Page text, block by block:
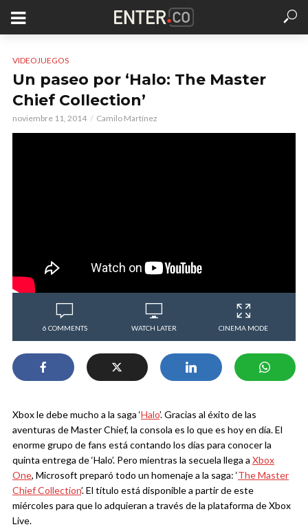
VIDEOJUEGOS
Un paseo por ‘Halo: The Master
Chief Collection’
noviembre 11, 2014 Camilo Martínez
6 COMMENTS WATCH LATER CINEMA MODE
Xbox le debe mucho a la saga ‘Halo’. Gracias al éxito de las
aventuras de Master Chief, la consola es lo que es hoy en día. El
enorme grupo de fans está contando los días para conocer la
quinta entrega de ‘Halo’. Pero mientras la secuela llega a Xbox
One, Microsoft preparó todo un homenaje a la saga: ‘The Master
Chief Collection’. El título está disponible a partir de este
miércoles para que lo adquieran a través de la plataforma de Xbox
Live.